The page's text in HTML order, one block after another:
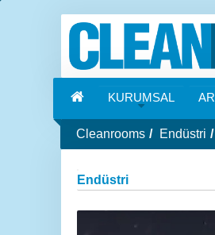
KURUMSAL
Cleanrooms Endüstri
Endüstri